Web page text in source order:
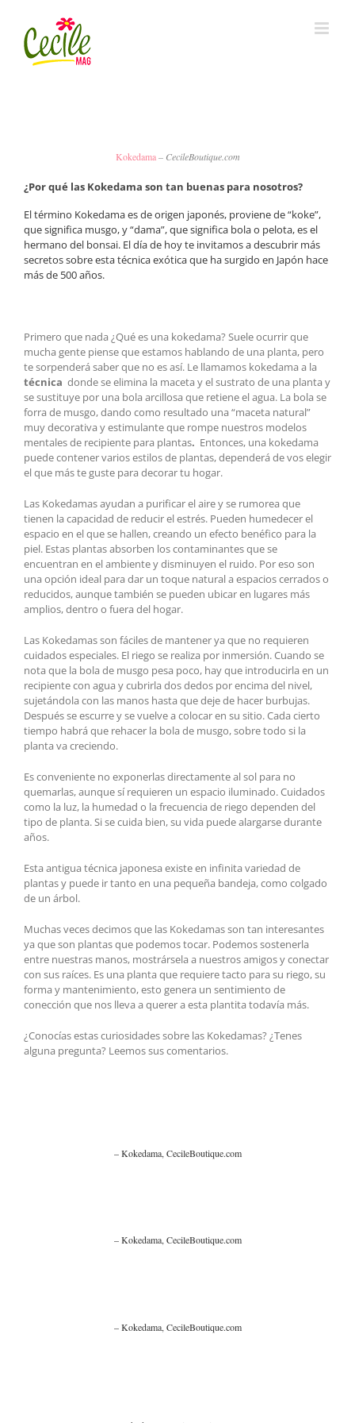
content
Kokedama– CecileBoutique.com
¿Por qué las Kokedama son tan buenas para nosotros?
El término Kokedama es de origen japonés, proviene de “koke”,
que significa musgo, y “dama”, que significa bola o pelota, es el
hermano del bonsai. El día de hoy te invitamos a descubrir más
secretos sobre esta técnica exótica que ha surgido en Japón hace
más de 500 años.
Primero que nada ¿Qué es una kokedama? Suele ocurrir que
mucha gente piense que estamos hablando de una planta, pero
te sorpenderá saber que no es así. Le llamamos kokedama a la
técnica donde se elimina la maceta y el sustrato de una planta y
se sustituye por una bola arcillosa que retiene el agua. La bola se
forra de musgo, dando como resultado una “maceta natural”
muy decorativa y estimulante que rompe nuestros modelos
mentales de recipiente para plantas. Entonces, una kokedama
puede contener varios estilos de plantas, dependerá de vos elegir
el que más te guste para decorar tu hogar.
Las Kokedamas ayudan a purificar el aire y se rumorea que
tienen la capacidad de reducir el estrés. Pueden humedecer el
espacio en el que se hallen, creando un efecto benéfico para la
piel. Estas plantas absorben los contaminantes que se
encuentran en el ambiente y disminuyen el ruido. Por eso son
una opción ideal para dar un toque natural a espacios cerrados o
reducidos, aunque también se pueden ubicar en lugares más
amplios, dentro o fuera del hogar.
Las Kokedamas son fáciles de mantener ya que no requieren
cuidados especiales. El riego se realiza por inmersión. Cuando se
nota que la bola de musgo pesa poco, hay que introducirla en un
recipiente con agua y cubrirla dos dedos por encima del nivel,
sujetándola con las manos hasta que deje de hacer burbujas.
Después se escurre y se vuelve a colocar en su sitio. Cada cierto
tiempo habrá que rehacer la bola de musgo, sobre todo si la
planta va creciendo.
Es conveniente no exponerlas directamente al sol para no
quemarlas, aunque sí requieren un espacio iluminado. Cuidados
como la luz, la humedad o la frecuencia de riego dependen del
tipo de planta. Si se cuida bien, su vida puede alargarse durante
años.
Esta antigua técnica japonesa existe en infinita variedad de
plantas y puede ir tanto en una pequeña bandeja, como colgado
de un árbol.
Muchas veces decimos que las Kokedamas son tan interesantes
ya que son plantas que podemos tocar. Podemos sostenerla
entre nuestras manos, mostrársela a nuestros amigos y conectar
con sus raíces. Es una planta que requiere tacto para su riego, su
forma y mantenimiento, esto genera un sentimiento de
conección que nos lleva a querer a esta plantita todavía más.
¿Conocías estas curiosidades sobre las Kokedamas? ¿Tenes
alguna pregunta? Leemos sus comentarios.
– Kokedama, CecileBoutique.com
– Kokedama, CecileBoutique.com
– Kokedama, CecileBoutique.com